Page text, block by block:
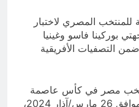
المصري لاختبار
بوركينا فاسو وغينيا
التصفيات الأفريقية
لمنتخب مصر في كأس عاصمة
مصر، فموعدها يوم الثلاثاء الموافق 26 مارس/آذار 2024،